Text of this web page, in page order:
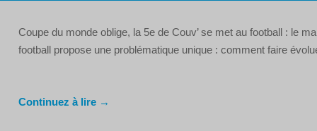
Coupe du monde oblige, la 5e de Couv’ se met au football : le
football propose une problématique unique : comment faire
Continuez à lire →